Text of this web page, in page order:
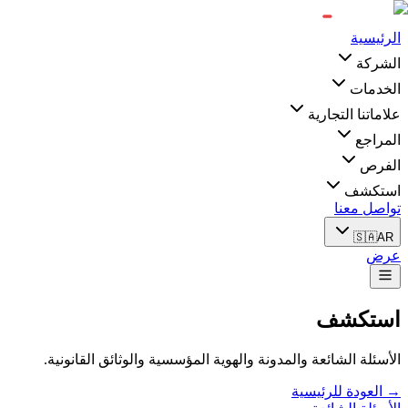
الرئيسية
الشركة
الخدمات
علاماتنا التجارية
المراجع
الفرص
استكشف
تواصل معنا
🇸🇦AR
عرض
استكشف
الأسئلة الشائعة والمدونة والهوية المؤسسية والوثائق القانونية.
→ العودة للرئيسية